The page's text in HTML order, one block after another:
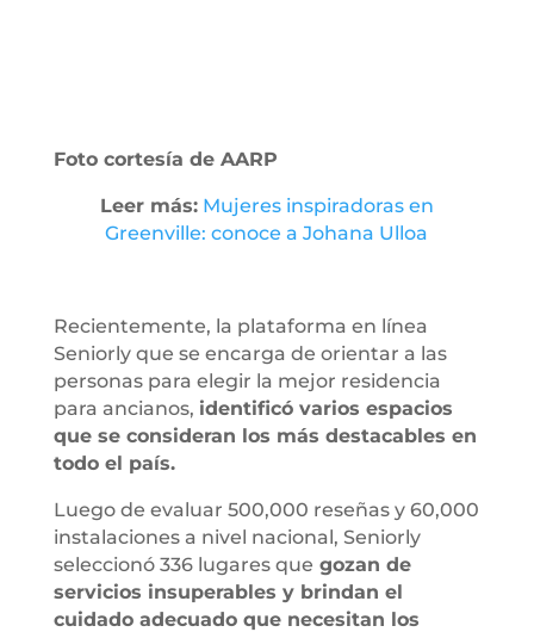
Foto cortesía de AARP
Leer más: Mujeres inspiradoras en
Greenville: conoce a Johana Ulloa
Recientemente, la plataforma en línea
Seniorly que se encarga de orientar a las
personas para elegir la mejor residencia
para ancianos, identificó varios espacios
que se consideran los más destacables en
todo el país.
Luego de evaluar 500,000 reseñas y 60,000
instalaciones a nivel nacional, Seniorly
seleccionó 336 lugares que gozan de
servicios insuperables y brindan el
cuidado adecuado que necesitan los